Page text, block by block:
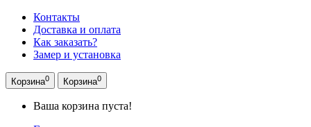
Контакты
Доставка и оплата
Как заказать?
Замер и установка
Корзина0 Корзина0
Ваша корзина пуста!